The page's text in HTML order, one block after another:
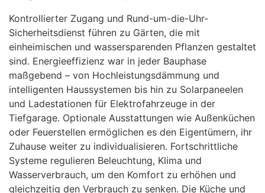
Kontrollierter Zugang und Rund-um-die-Uhr-
Sicherheitsdienst führen zu Gärten, die mit
einheimischen und wassersparenden Pflanzen gestaltet
sind. Energieeffizienz war in jeder Bauphase
maßgebend – von Hochleistungsdämmung und
intelligenten Haussystemen bis hin zu Solarpaneelen
und Ladestationen für Elektrofahrzeuge in der
Tiefgarage. Optionale Ausstattungen wie Außenküchen
oder Feuerstellen ermöglichen es den Eigentümern, ihr
Zuhause weiter zu individualisieren. Fortschrittliche
Systeme regulieren Beleuchtung, Klima und
Wasserverbrauch, um den Komfort zu erhöhen und
gleichzeitig den Verbrauch zu senken. Die Küche und